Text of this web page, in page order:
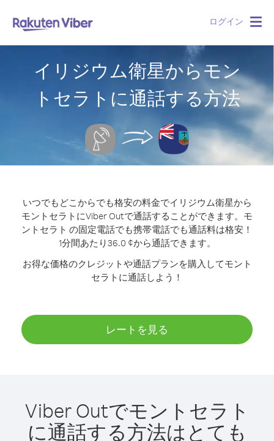
ログイン
イリジウム衛星からモン
トセラトに通話する方法
いつでもどこからでも格安の料金でイリジウム衛星から
モントセラトにViber Outで通話することができます。 モ
ントセラト の固定電話でも携帯電話でも通話料は格安！
1分間あたり36.0 ¢から通話できます。
お得な価格のクレジットや通話プランを購入してモント
セラトに通話しよう！
レートを見る
Viber Outでモントセラト
に通話する方法はとても